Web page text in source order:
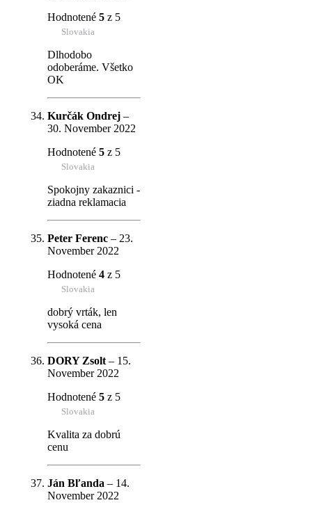
Hodnotené 5 z 5
Slovakia
Dlhodobo
odoberáme. Všetko
OK
Kurčák Ondrej –
30. November 2022
Hodnotené 5 z 5
Slovakia
Spokojny zakaznici -
ziadna reklamacia
Peter Ferenc – 23.
November 2022
Hodnotené 4 z 5
Slovakia
dobrý vrták, len
vysoká cena
DORY Zsolt – 15.
November 2022
Hodnotené 5 z 5
Slovakia
Kvalita za dobrú
cenu
Ján Bľanda – 14.
November 2022